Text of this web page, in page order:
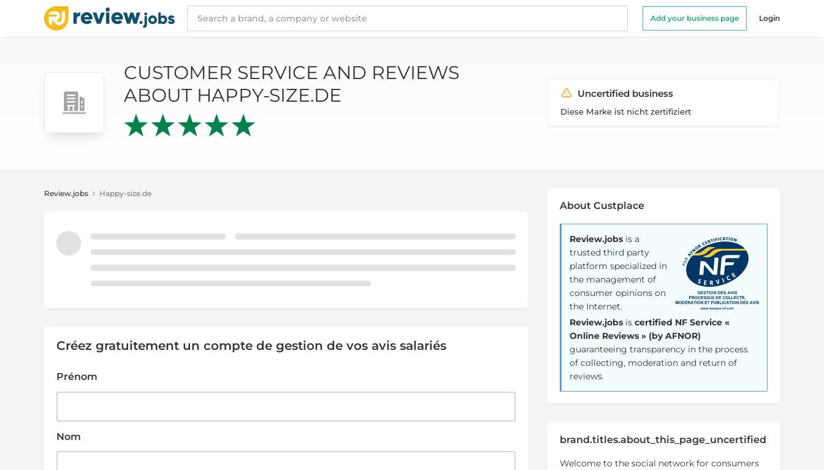
Add your business page Login
CUSTOMER SERVICE AND REVIEWS ABOUT HAPPY-SIZE.DE
CUSTOMER SERVICE AND REVIEWS
ABOUT HAPPY-SIZE.DE
Uncertified business
Diese Marke ist nicht zertifiziert
Review.jobs Happy-size.de
Créez gratuitement un compte de gestion de vos avis salariés
Prénom
Nom
About Custplace
Review.jobs is a
trusted third party
platform specialized in
the management of
consumer opinions on
the Internet.
Review.jobs iscertified NF Service «
Online Reviews » (by AFNOR)
guaranteeing transparency in the process
of collecting, moderation and return of
reviews.
brand.titles.about_this_page_uncertified
Welcome to the social network for consumers